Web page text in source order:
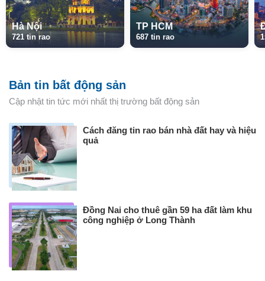
Hà Nội
721 tin rao
TP HCM
687 tin rao
Bản tin bất động sản
Cập nhật tin tức mới nhất thị trường bất động sản
Cách đăng tin rao bán nhà đất hay và hiệu
quả
Đồng Nai cho thuê gần 59 ha đất làm khu
công nghiệp ở Long Thành